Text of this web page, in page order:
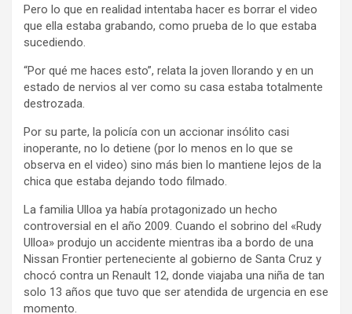
Pero lo que en realidad intentaba hacer es borrar el video
que ella estaba grabando, como prueba de lo que estaba
sucediendo.
“Por qué me haces esto”, relata la joven llorando y en un
estado de nervios al ver como su casa estaba totalmente
destrozada.
Por su parte, la policía con un accionar insólito casi
inoperante, no lo detiene (por lo menos en lo que se
observa en el video) sino más bien lo mantiene lejos de la
chica que estaba dejando todo filmado.
La familia Ulloa ya había protagonizado un hecho
controversial en el año 2009. Cuando el sobrino del «Rudy
Ulloa» produjo un accidente mientras iba a bordo de una
Nissan Frontier perteneciente al gobierno de Santa Cruz y
chocó contra un Renault 12, donde viajaba una niña de tan
solo 13 años que tuvo que ser atendida de urgencia en ese
momento.